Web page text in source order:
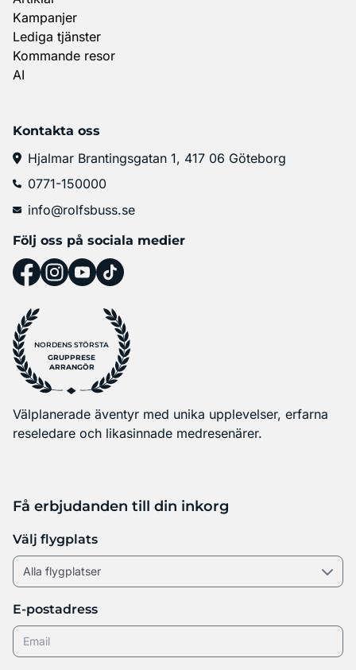
Kampanjer
Lediga tjänster
Kommande resor
AI
Kontakta oss
Hjalmar Brantingsgatan 1, 417 06 Göteborg
0771-150000
info@rolfsbuss.se
Följ oss på sociala medier
NORDENS STÖRSTA
GRUPPRESE
ARRANGÖR
Välplanerade äventyr med unika upplevelser, erfarna
reseledare och likasinnade medresenärer.
Få erbjudanden till din inkorg
Välj flygplats
E-postadress